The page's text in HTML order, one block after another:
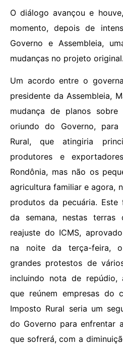
O diálogo avançou e
momento, depois de
Governo e Assembleia,
mudanças no projeto original.
Um acordo entre o
presidente da Assembleia,
mudança de planos
oriundo do Governo,
Rural, que atingiria
produtores e
Rondônia, mas não os
agricultura familiar e agora,
produtos da pecuária.
da semana, nestas terras
reajuste do ICMS,
na noite da terça-feira,
grandes protestos de
incluindo nota de repúdio,
que reúnem empresas do
Imposto Rural seria um
do Governo para enfrentar
que sofrerá, com a